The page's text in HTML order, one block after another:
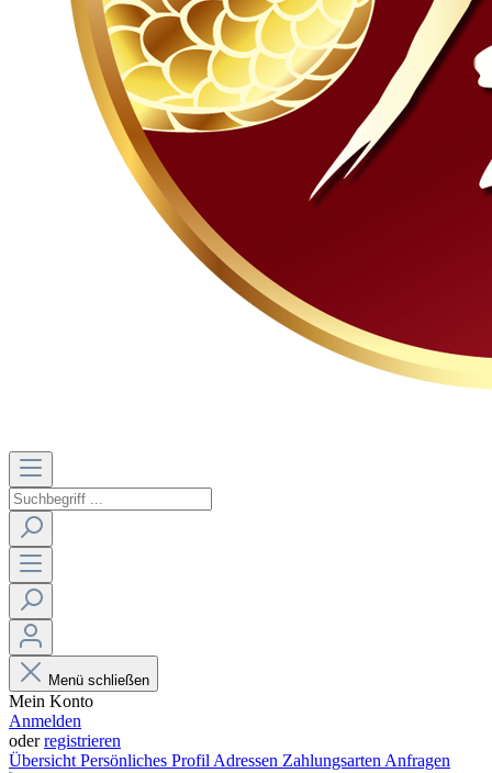
Menü schließen
Mein Konto
Anmelden
oderregistrieren
Übersicht Persönliches Profil Adressen Zahlungsarten Anfragen